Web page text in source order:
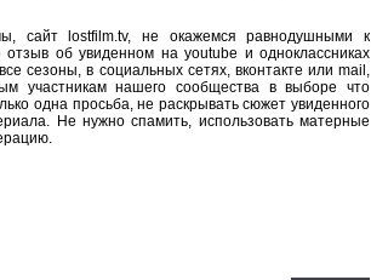
сайт lostfilm.tv, не окажемся равнодушными к
об увиденном на youtube и одноклассниках
сезоны, в социальных сетях, вконтакте или mail,
участникам нашего сообщества в выборе что
одна просьба, не раскрывать сюжет увиденного
Не нужно спамить, использовать матерные